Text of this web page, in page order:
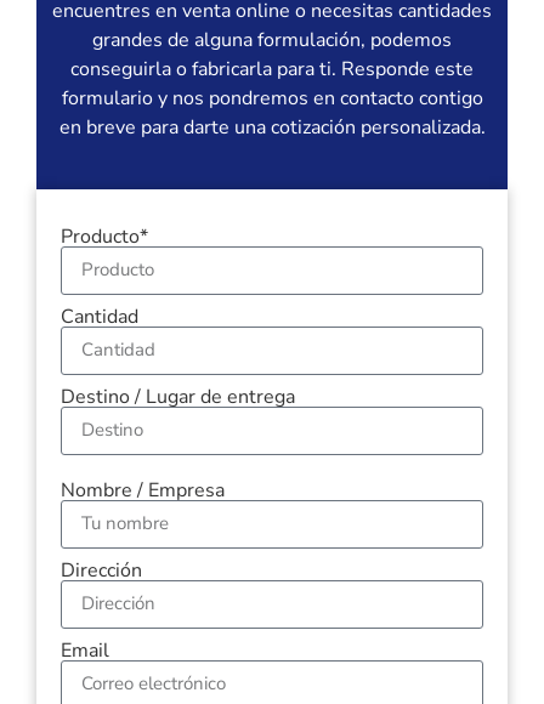
encuentres en venta online o necesitas cantidades
grandes de alguna formulación, podemos
conseguirla o fabricarla para ti. Responde este
formulario y nos pondremos en contacto contigo
en breve para darte una cotización personalizada.
Producto*
Cantidad
Destino / Lugar de entrega
Nombre / Empresa
Dirección
Email